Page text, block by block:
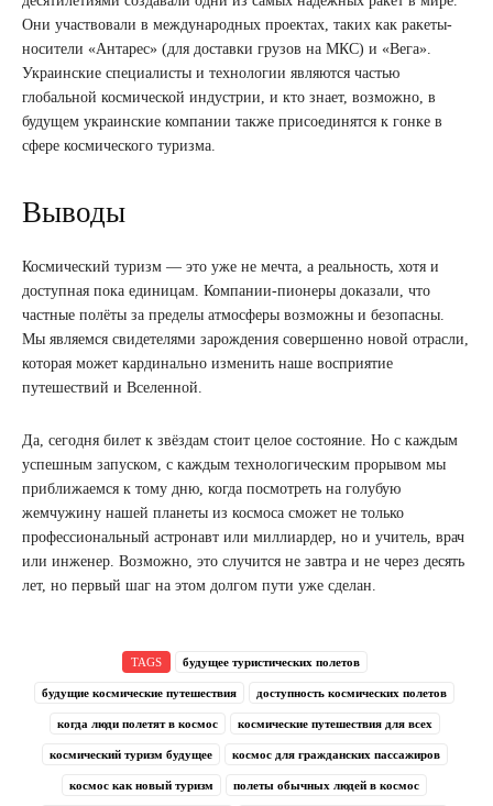
Они участвовали в международных проектах, таких как ракеты-
носители «Антарес» (для доставки грузов на МКС) и «Вега».
Украинские специалисты и технологии являются частью
глобальной космической индустрии, и кто знает, возможно, в
будущем украинские компании также присоединятся к гонке в
сфере космического туризма.
Выводы
Космический туризм — это уже не мечта, а реальность, хотя и
доступная пока единицам. Компании-пионеры доказали, что
частные полёты за пределы атмосферы возможны и безопасны.
Мы являемся свидетелями зарождения совершенно новой отрасли,
которая может кардинально изменить наше восприятие
путешествий и Вселенной.
Да, сегодня билет к звёздам стоит целое состояние. Но с каждым
успешным запуском, с каждым технологическим прорывом мы
приближаемся к тому дню, когда посмотреть на голубую
жемчужину нашей планеты из космоса сможет не только
профессиональный астронавт или миллиардер, но и учитель, врач
или инженер. Возможно, это случится не завтра и не через десять
лет, но первый шаг на этом долгом пути уже сделан.
TAGS будущее туристических полетов
будущие космические путешествия доступность космических полетов
когда люди полетят в космос космические путешествия для всех
космический туризм будущее космос для гражданских пассажиров
космос как новый туризм полеты обычных людей в космос